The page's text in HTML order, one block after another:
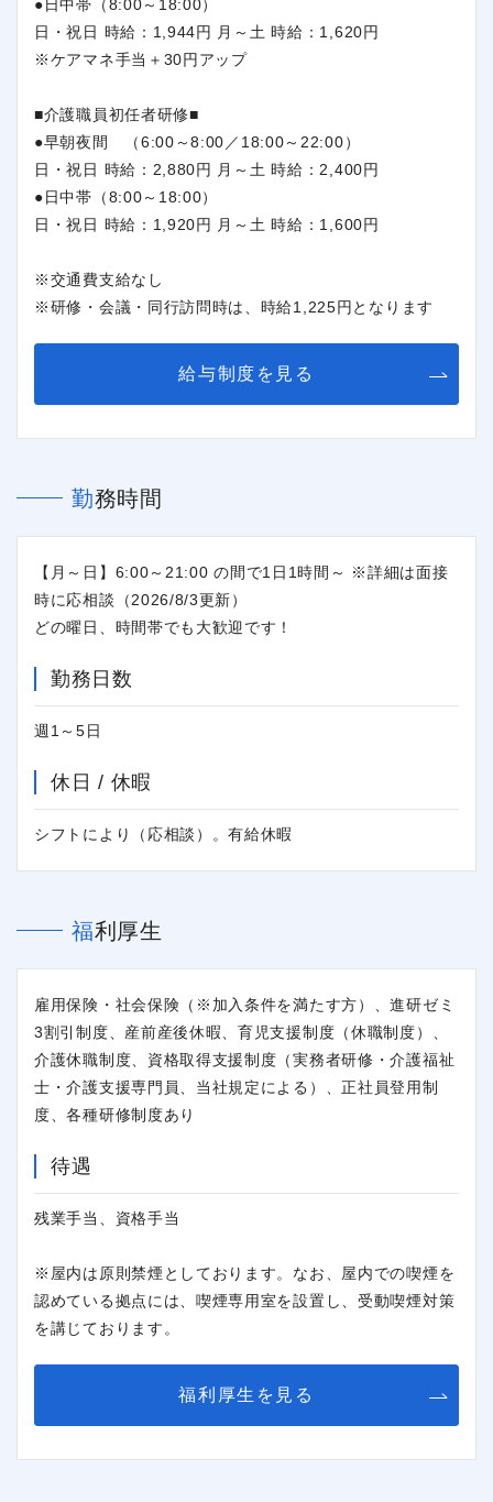
●日中帯（8:00～18:00）
日・祝日 時給：1,944円 月～土 時給：1,620円
※ケアマネ手当＋30円アップ
■介護職員初任者研修■
●早朝夜間 （6:00～8:00／18:00～22:00）
日・祝日 時給：2,880円 月～土 時給：2,400円
●日中帯（8:00～18:00）
日・祝日 時給：1,920円 月～土 時給：1,600円
※交通費支給なし
※研修・会議・同行訪問時は、時給1,225円となります
給与制度を見る
勤務時間
【月～日】6:00～21:00 の間で1日1時間～ ※詳細は面接
時に応相談（2026/8/3更新）
どの曜日、時間帯でも大歓迎です！
勤務日数
週1～5日
休日 / 休暇
シフトにより（応相談）。有給休暇
福利厚生
雇用保険・社会保険（※加入条件を満たす方）、進研ゼミ
3割引制度、産前産後休暇、育児支援制度（休職制度）、
介護休職制度、資格取得支援制度（実務者研修・介護福祉
士・介護支援専門員、当社規定による）、正社員登用制
度、各種研修制度あり
待遇
残業手当、資格手当
※屋内は原則禁煙としております。なお、屋内での喫煙を
認めている拠点には、喫煙専用室を設置し、受動喫煙対策
を講じております。
福利厚生を見る